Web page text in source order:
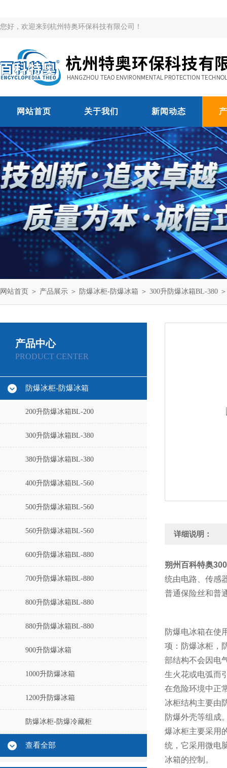
您好，欢迎来到杭州特奥环保科技有限公司！
网站首页 关于我们 新闻动态
网站首页 ＞ 产品展示 ＞ 防爆冰柜-防爆冰箱 ＞ 300升防爆冰箱BL-380
产品中心
PRODUCT CENTER
防爆冰柜-防爆冰箱
200升防爆冰箱BL-200
300升防爆冰箱BL-380
380升防爆冰箱BL-380
400升防爆冰箱BL-560
500升防爆冰箱BL-560
560升防爆冰箱BL-560
600升防爆冰箱BL-880
700升防爆冰箱BL-880
800升防爆冰箱BL-880
880升防爆冰箱BL-880
900升防爆冰箱
1000升防爆冰箱
1200升防爆冰箱
防爆冰柜-防爆冷藏柜
查看全部
详细说明：
朔州百科特奥
统由电路、传感
普通保险丝和普
防爆电冰箱在使
项：防爆冰柜，
部结构不会因电
生火花或电弧而
在危险环境中正
冰柜结构主要由
防爆外壳等组成
爆冰柜主要采用
统，它采用微电
冰箱的控制。